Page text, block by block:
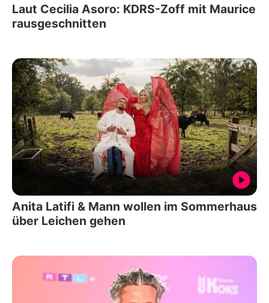
Laut Cecilia Asoro: KDRS-Zoff mit Maurice
rausgeschnitten
Anita Latifi & Mann wollen im Sommerhaus
über Leichen gehen